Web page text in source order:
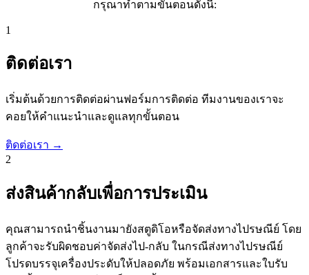
กรุณาทำตามขั้นตอนดังนี้:
1
ติดต่อเรา
เริ่มต้นด้วยการติดต่อผ่านฟอร์มการติดต่อ ทีมงานของเราจะ
คอยให้คำแนะนำและดูแลทุกขั้นตอน
ติดต่อเรา →
2
ส่งสินค้ากลับเพื่อการประเมิน
คุณสามารถนำชิ้นงานมายังสตูดิโอหรือจัดส่งทางไปรษณีย์ โดย
ลูกค้าจะรับผิดชอบค่าจัดส่งไป-กลับ ในกรณีส่งทางไปรษณีย์
โปรดบรรจุเครื่องประดับให้ปลอดภัย พร้อมเอกสารและใบรับ